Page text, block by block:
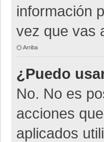
información
vez que vas
Arriba
¿Puedo
No. No es
acciones
aplicados